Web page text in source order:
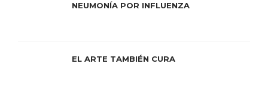
NEUMONÍA POR INFLUENZA
EL ARTE TAMBIÉN CURA